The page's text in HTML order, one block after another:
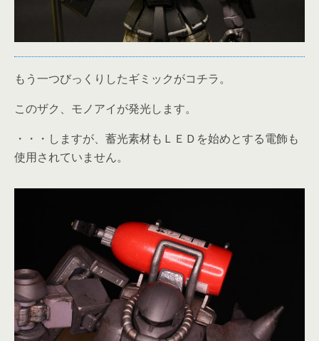
もう一つびっくりしたギミックがコチラ。
このザク、モノアイが発光します。
・・・しますが、蓄光素材もＬＥＤを始めとする電飾も
使用されていません。